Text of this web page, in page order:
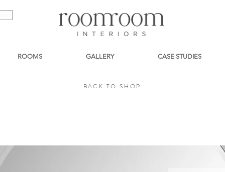
ROOMS GALLERY CASE STUDIES
BACK TO SHOP
BACK TO SHOP